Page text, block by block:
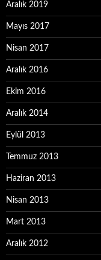
Aralık 2019
Mayıs 2017
Nisan 2017
Aralık 2016
Ekim 2016
Aralık 2014
Eylül 2013
Temmuz 2013
Haziran 2013
Nisan 2013
Mart 2013
Aralık 2012